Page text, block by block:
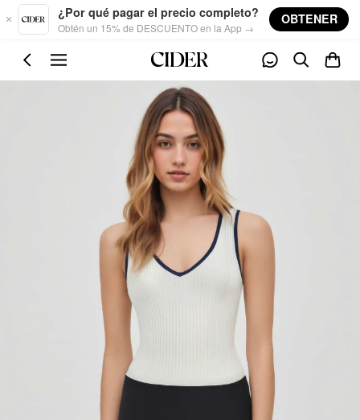
Skip to main content
¿Por qué pagar el precio completo?
Obtén un 15% de DESCUENTO en la App →
OBTENER